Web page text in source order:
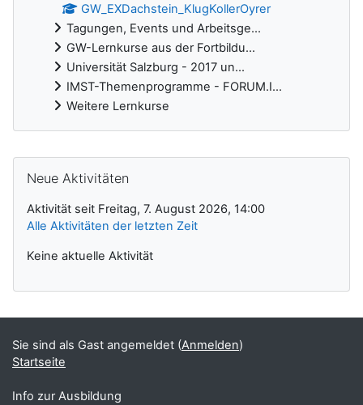
GW_EXDachstein_KlugKollerOyrer
Tagungen, Events und Arbeitsge...
GW-Lernkurse aus der Fortbildu...
Universität Salzburg - 2017 un...
IMST-Themenprogramme - FORUM.I...
Weitere Lernkurse
Neue Aktivitäten
Aktivität seit Freitag, 7. August 2026, 14:00
Alle Aktivitäten der letzten Zeit
Keine aktuelle Aktivität
Sie sind als Gast angemeldet (Anmelden)
Startseite
Info zur Ausbildung